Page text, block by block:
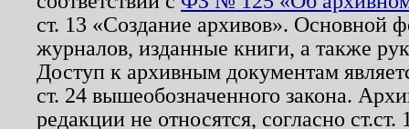
ст. 13 «Создание архивов». Основной
журналов, изданные книги, а также
Доступ к архивным документам
ст. 24 вышеобозначенного закона.
редакции не относятся, согласно